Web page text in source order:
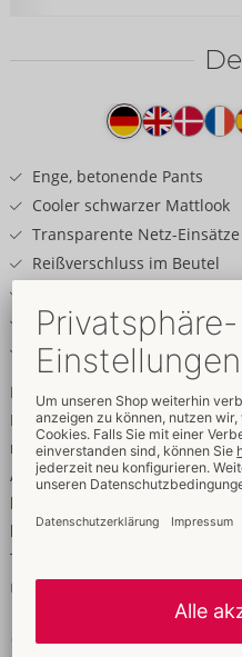
Produkttext
Enge, betonende Pants
Cooler schwarzer Mattlook
Transparente Netz-Einsätze
Reißverschluss im Beutel
Komfortbund mit Deko-
Weich & elastisch für
Pants mit gewissen Extras &
Betonende schwarze Pants
mit transparenten Netz-
Accessoires. Rundum
hohen Tragekomfort. Mit
blickdichten Beutel. Jeweils
Tasche mit dekorativen
mit Deko-Schnallen.
90% Polyester, 10% Elasthan,